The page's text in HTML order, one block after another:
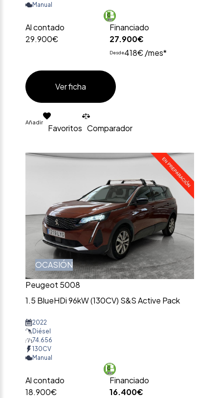
Manual
Al contado
29.900€
Financiado
27.900€
Desde418€ /mes*
Ver ficha
Añadir
Favoritos Comparador
OCASIÓN
Peugeot 5008
1.5 BlueHDi 96kW (130CV) S&S Active Pack
2022
Diésel
74.656
130CV
Manual
Al contado
18.900€
Financiado
16.400€